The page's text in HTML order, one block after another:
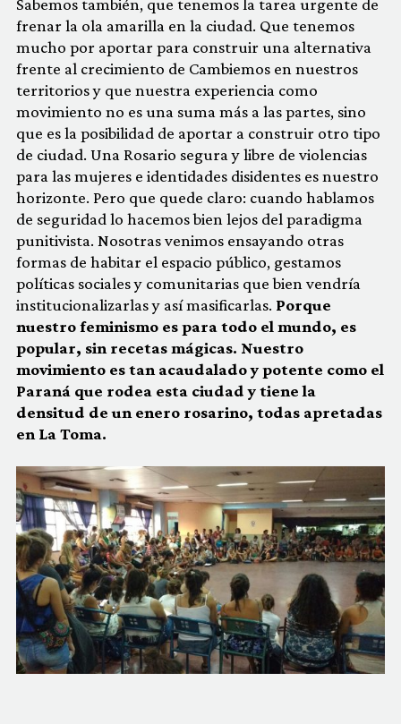
Sabemos también, que tenemos la tarea urgente de
frenar la ola amarilla en la ciudad. Que tenemos
mucho por aportar para construir una alternativa
frente al crecimiento de Cambiemos en nuestros
territorios y que nuestra experiencia como
movimiento no es una suma más a las partes, sino
que es la posibilidad de aportar a construir otro tipo
de ciudad. Una Rosario segura y libre de violencias
para las mujeres e identidades disidentes es nuestro
horizonte. Pero que quede claro: cuando hablamos
de seguridad lo hacemos bien lejos del paradigma
punitivista. Nosotras venimos ensayando otras
formas de habitar el espacio público, gestamos
políticas sociales y comunitarias que bien vendría
institucionalizarlas y así masificarlas. Porque
nuestro feminismo es para todo el mundo, es
popular, sin recetas mágicas. Nuestro
movimiento es tan acaudalado y potente como el
Paraná que rodea esta ciudad y tiene la
densitud de un enero rosarino, todas apretadas
en La Toma.